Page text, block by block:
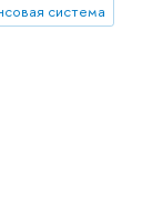
система